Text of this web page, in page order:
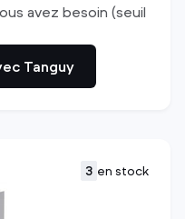
avez besoin (seuil
Tanguy
3 en stock